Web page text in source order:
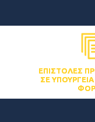
ΕΠΙΣΤΟΛΈΣ
ΣΕ